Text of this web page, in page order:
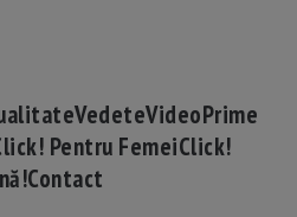
VedeteVideoPrime
Pentru FemeiClick!
Contact